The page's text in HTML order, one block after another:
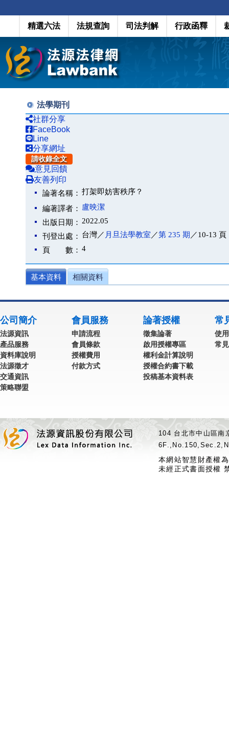
精選六法 法規查詢 司法判解 行政函釋
法學期刊
社群分享
FaceBook
Line
分享網址
請收錄全文
意見回饋
友善列印
論著名稱： 打架即妨害秩序？
編著譯者：
盧映潔
出版日期： 2022.05
刊登出處： 台灣／ 月旦法學教室 ／第 235 期 ／10-13 頁
頁 數： 4
基本資料 相關資料
公司簡介
法源資訊
產品服務
資料庫說明
法源徵才
交通資訊
策略聯盟
會員服務
申請流程
會員條款
授權費用
付款方式
論著授權
徵集論著
啟用授權專區
權利金計算說明
授權合約書下載
投稿基本資料表
常
使
常
104 台北市中山區
本網站智慧財產權
未經正式書面授權